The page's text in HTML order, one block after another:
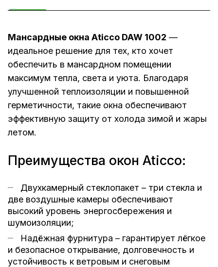
Мансардные окна Aticco DAW 1002 —
идеальное решение для тех, кто хочет
обеспечить в мансардном помещении
максимум тепла, света и уюта. Благодаря
улучшенной теплоизоляции и повышенной
герметичности, такие окна обеспечивают
эффективную защиту от холода зимой и жары
летом.
Преимущества окон Aticco:
Двухкамерный стеклопакет – три стекла и
две воздушные камеры обеспечивают
высокий уровень энергосбережения и
шумоизоляции;
Надёжная фурнитура – гарантирует лёгкое
и безопасное открывание, долговечность и
устойчивость к ветровым и снеговым